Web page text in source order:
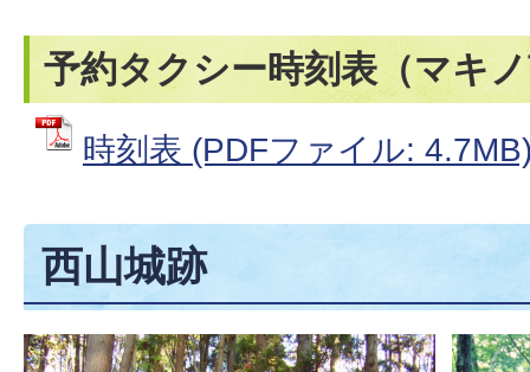
予約タクシー時刻表（マキ
時刻表 (PDFファイル:
西山城跡